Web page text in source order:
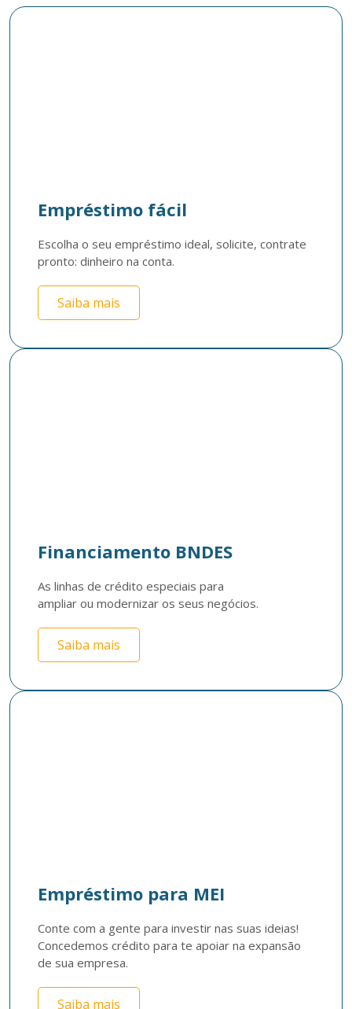
Empréstimo fácil
Escolha o seu empréstimo ideal, solicite, contrate
pronto: dinheiro na conta.
Saiba mais
Financiamento BNDES
As linhas de crédito especiais para
ampliar ou modernizar os seus negócios.
Saiba mais
Empréstimo para MEI
Conte com a gente para investir nas suas ideias!
Concedemos crédito para te apoiar na expansão
de sua empresa.
Saiba mais